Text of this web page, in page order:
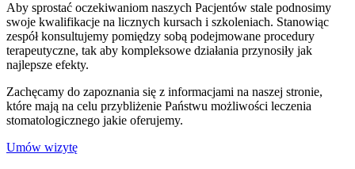
Aby sprostać oczekiwaniom naszych Pacjentów stale podnosimy
swoje kwalifikacje na licznych kursach i szkoleniach. Stanowiąc
zespół konsultujemy pomiędzy sobą podejmowane procedury
terapeutyczne, tak aby kompleksowe działania przynosiły jak
najlepsze efekty.
Zachęcamy do zapoznania się z informacjami na naszej stronie,
które mają na celu przybliżenie Państwu możliwości leczenia
stomatologicznego jakie oferujemy.
Umów wizytę